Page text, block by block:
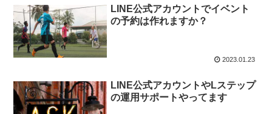
LINE公式アカウントでイベント
の予約は作れますか？
2023.01.23
LINE公式アカウントやLステップ
の運用サポートやってます